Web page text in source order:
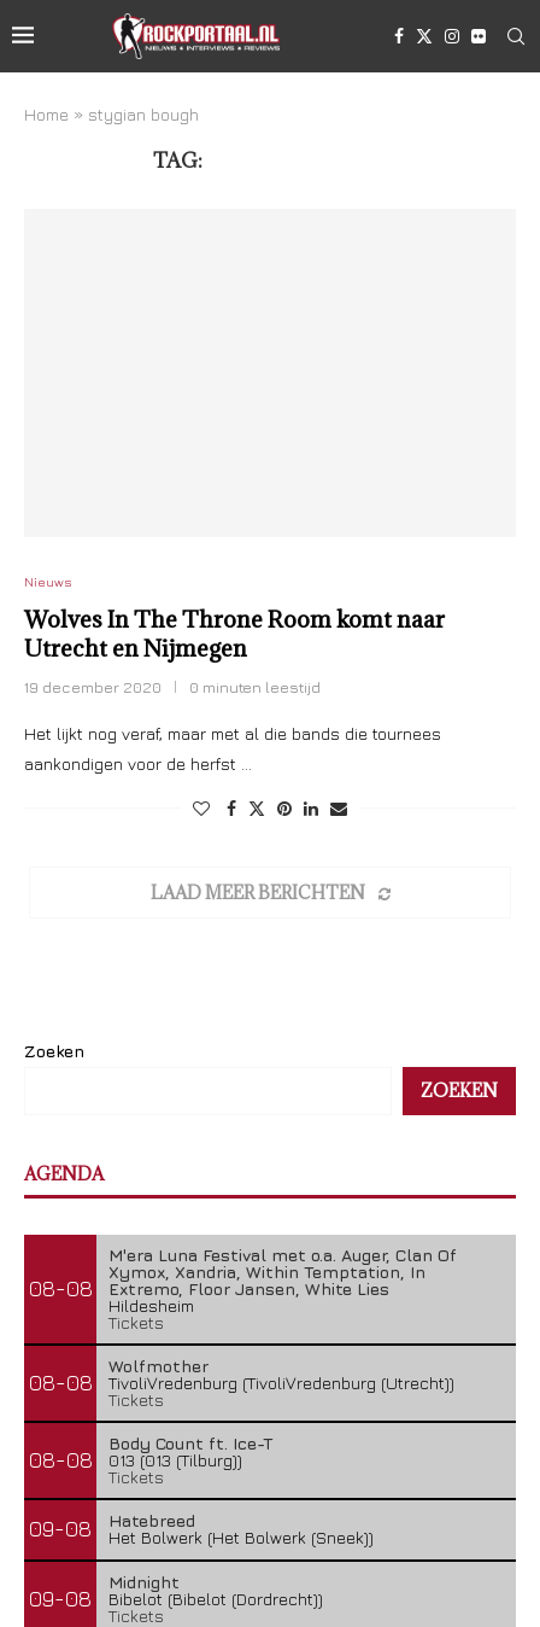
Home » stygian bough
TAG:
Nieuws
Wolves In The Throne Room komt naar
Utrecht en Nijmegen
19 december 2020 0 minuten leestijd
Het lijkt nog veraf, maar met al die bands die tournees
aankondigen voor de herfst …
LAAD MEER BERICHTEN
Zoeken
ZOEKEN
AGENDA
08-08
M'era Luna Festival met o.a. Auger, Clan Of
Xymox, Xandria, Within Temptation, In
Extremo, Floor Jansen, White Lies
Hildesheim
Tickets
08-08
Wolfmother
TivoliVredenburg (TivoliVredenburg (Utrecht))
Tickets
08-08
Body Count ft. Ice-T
013 (013 (Tilburg))
Tickets
09-08
Hatebreed
Het Bolwerk (Het Bolwerk (Sneek))
09-08
Midnight
Bibelot (Bibelot (Dordrecht))
Tickets